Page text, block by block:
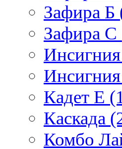
Зафира Б
Зафира С
Кадет Е
Каскада
Комбо